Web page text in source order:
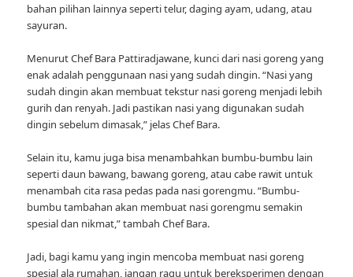
bahan pilihan lainnya seperti telur, daging ayam, udang, atau
sayuran.
Menurut Chef Bara Pattiradjawane, kunci dari nasi goreng yang
enak adalah penggunaan nasi yang sudah dingin. “Nasi yang
sudah dingin akan membuat tekstur nasi goreng menjadi lebih
gurih dan renyah. Jadi pastikan nasi yang digunakan sudah
dingin sebelum dimasak,” jelas Chef Bara.
Selain itu, kamu juga bisa menambahkan bumbu-bumbu lain
seperti daun bawang, bawang goreng, atau cabe rawit untuk
menambah cita rasa pedas pada nasi gorengmu. “Bumbu-
bumbu tambahan akan membuat nasi gorengmu semakin
spesial dan nikmat,” tambah Chef Bara.
Jadi, bagi kamu yang ingin mencoba membuat nasi goreng
spesial ala rumahan, jangan ragu untuk bereksperimen dengan